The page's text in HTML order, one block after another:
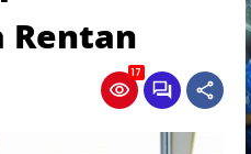
Rentan
17